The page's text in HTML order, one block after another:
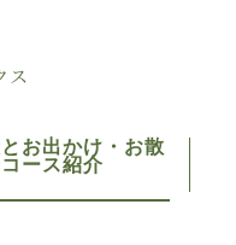
ス
お出かけ・お散
ース紹介